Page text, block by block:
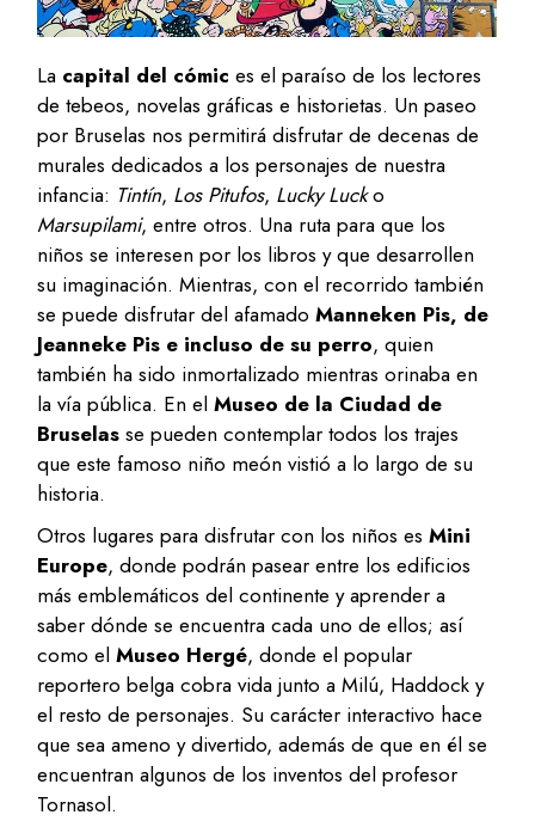
La capital del cómic es el paraíso de los lectores
de tebeos, novelas gráficas e historietas. Un paseo
por Bruselas nos permitirá disfrutar de decenas de
murales dedicados a los personajes de nuestra
infancia: Tintín, Los Pitufos, Lucky Lucko
Marsupilami, entre otros. Una ruta para que los
niños se interesen por los libros y que desarrollen
su imaginación. Mientras, con el recorrido también
se puede disfrutar del afamadoManneken Pis, de
Jeanneke Pis e incluso de su perro, quien
también ha sido inmortalizado mientras orinaba en
la vía pública. En elMuseo de la Ciudad de
Bruselas se pueden contemplar todos los trajes
que este famoso niño meón vistió a lo largo de su
historia.
Otros lugares para disfrutar con los niños esMini
Europe, donde podrán pasear entre los edificios
más emblemáticos del continente y aprender a
saber dónde se encuentra cada uno de ellos; así
como elMuseo Hergé, donde el popular
reportero belga cobra vida junto a Milú, Haddock y
el resto de personajes. Su carácter interactivo hace
que sea ameno y divertido, además de que en él se
encuentran algunos de los inventos del profesor
Tornasol.